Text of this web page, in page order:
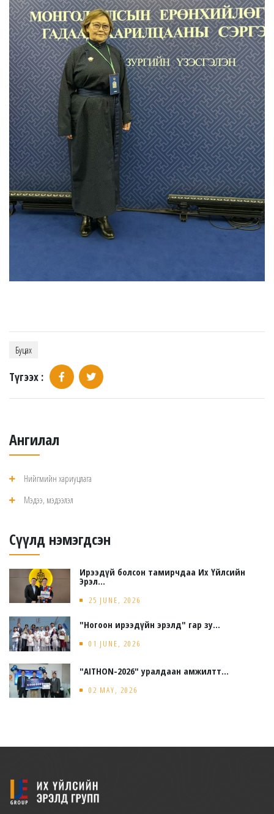
Буцах
Түгээх :
Ангилал
Нийгмийн хариуцлага
Мэдээ, мэдээлэл
Сүүлд нэмэгдсэн
Ирээдүй болсон тамирчдаа Их Үйлсийн
Эрэл...
25 JUNE, 2026
"Ногоон ирээдүйн эрэлд" гар зу...
01 JUNE, 2026
"AITHON-2026" уралдаан амжилтт...
02 MAY, 2026